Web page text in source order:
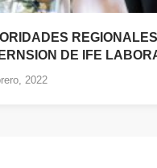
DE IFE
2022